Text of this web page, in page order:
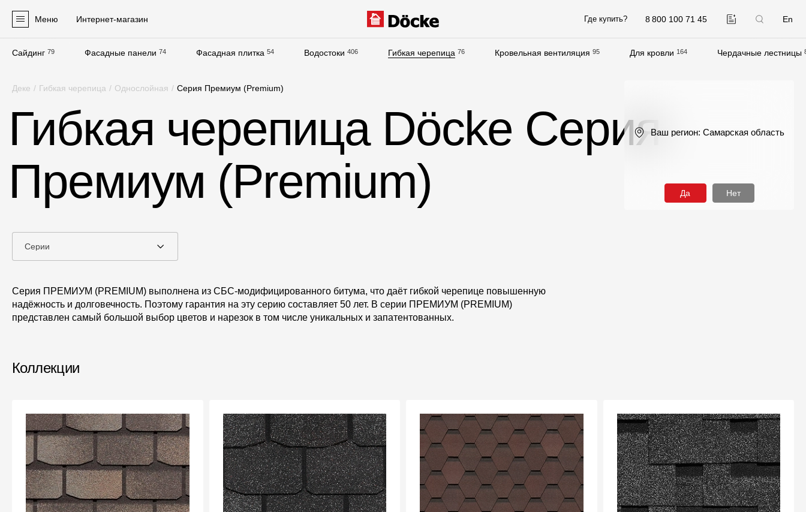
8 800 100 71 45 En
Меню Интернет-магазин Где купить?
Сайдинг 79 Фасадные панели 74 Фасадная плитка 54 Водостоки 406 Гибкая черепица 76 Кровельная вентиляция 95 Для кровли 164 Чердачные лестницы
Сайдинг
Софиты
Фасадная плитка
Однослойная черепица
Ламинированная черепица
системы
Металлические водосточные
системы
Водосборник
Чердачные лестницы
Инструкции по монтажу
Технические листы
Рекламные материалы
Сертификаты
Гарантии
Вопрос-ответ/Faq
Статьи
Цены
Контакты
Контроль качества кровли
Деке / Гибкая черепица / Однослойная / Серия Премиум (Premium)
Гибкая черепица Döcke Серия
Премиум (Premium)
Серии
Серия ПРЕМИУМ (PREMIUM) выполнена из СБС-модифицированного битума, что даёт гибкой черепице повышенную
надёжность и долговечность. Поэтому гарантия на эту серию составляет 50 лет. В серии ПРЕМИУМ (PREMIUM)
представлен самый большой выбор цветов и нарезок в том числе уникальных и запатентованных.
Коллекции
Ваш регион: Самарская область
Да Нет